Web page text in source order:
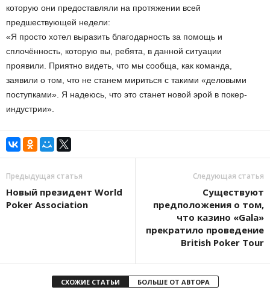
которую они предоставляли на протяжении всей
предшествующей недели:
«Я просто хотел выразить благодарность за помощь и
сплочённость, которую вы, ребята, в данной ситуации
проявили. Приятно видеть, что мы сообща, как команда,
заявили о том, что не станем мириться с такими «деловыми
поступками». Я надеюсь, что это станет новой эрой в покер-
индустрии».
Предыдущая статья
Новый президент World
Poker Association
Следующая статья
Существуют
предположения о том,
что казино «Gala»
прекратило проведение
British Poker Tour
СХОЖИЕ СТАТЬИ БОЛЬШЕ ОТ АВТОРА